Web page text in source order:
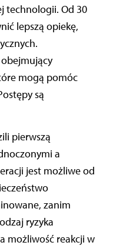
technologii. Od 30
lepszą opiekę,
mogą pomóc
są
pierwszą
a
jest możliwe od
zanim
ryzyka
możliwość reakcji w